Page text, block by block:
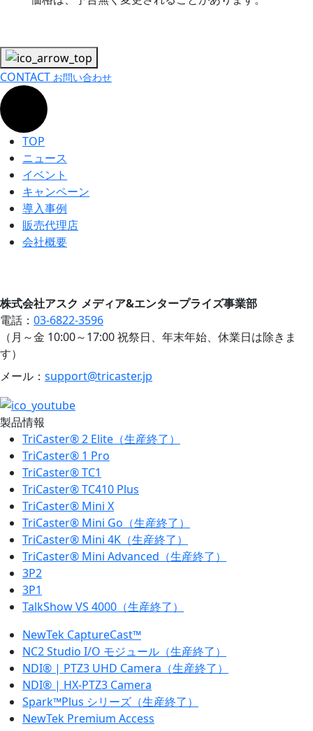
CONTACT お問い合わせ
TOP
ニュース
イベント
キャンペーン
導入事例
販売代理店
会社概要
株式会社アスク メディア&エンタープライズ事業部
電話： 03-6822-3596
（月～金 10:00～17:00 祝祭日、年末年始、休業日は除きま
す）
メール： support@tricaster.jp
製品情報
TriCaster® 2 Elite（生産終了）
TriCaster® 1 Pro
TriCaster® TC1
TriCaster® TC410 Plus
TriCaster® Mini X
TriCaster® Mini Go（生産終了）
TriCaster® Mini 4K（生産終了）
TriCaster® Mini Advanced（生産終了）
3P2
3P1
TalkShow VS 4000（生産終了）
NewTek CaptureCast™
NC2 Studio I/O モジュール（生産終了）
NDI® | PTZ3 UHD Camera（生産終了）
NDI® | HX-PTZ3 Camera
Spark™Plus シリーズ（生産終了）
NewTek Premium Access